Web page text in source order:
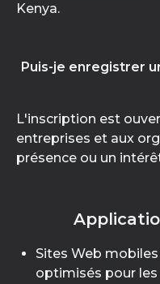
Kenya.
Puis-je enregistrer
L'inscription est
entreprises et aux
présence ou un
Sites Web
optimisés pour